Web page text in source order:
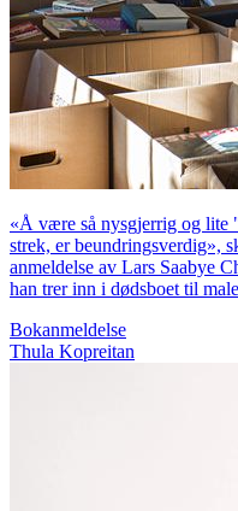
«Å være så nysgjerrig og lite
strek, er beundringsverdig»,
anmeldelse av Lars Saabye
han trer inn i dødsboet til
Bokanmeldelse
Thula Kopreitan